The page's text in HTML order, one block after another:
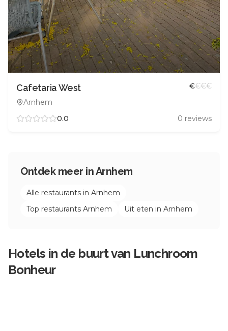
Cafetaria West
Arnhem
€€€€
0.0 0 reviews
Ontdek meer inArnhem
Alle restaurants in Arnhem
Top restaurants Arnhem Uit eten in Arnhem
Hotels in de buurt van Lunchroom
Bonheur